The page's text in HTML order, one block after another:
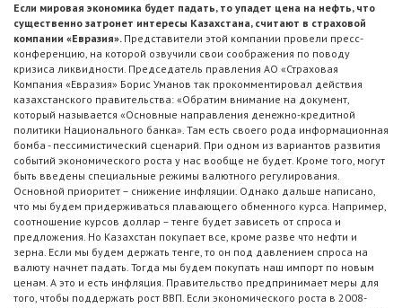
Если мировая экономика будет падать, то упадет цена на нефть, что
существенно затронет интересы Казахстана, считают в страховой
компании «Евразия». Представители этой компании провели пресс-
конференцию, на которой озвучили свои соображения по поводу
кризиса ликвидности. Председатель правления АО «Страховая
Компания «Евразия» Борис Уманов так прокомментировал действия
казахстанского правительства: «Обратим внимание на документ,
который называется «Основные направления денежно-кредитной
политики Национального банка». Там есть своего рода информационная
бомба - пессимистический сценарий. При одном из вариантов развития
событий экономического роста у нас вообще не будет. Кроме того, могут
быть введены специальные режимы валютного регулирования.
Основной приоритет – снижение инфляции. Однако дальше написано,
что мы будем придерживаться плавающего обменного курса. Например,
соотношение курсов доллар – тенге будет зависеть от спроса и
предложения. Но Казахстан покупает все, кроме разве что нефти и
зерна. Если мы будем держать тенге, то он под давлением спроса на
валюту начнет падать. Тогда мы будем покупать наш импорт по новым
ценам. А это и есть инфляция. Правительство предпринимает меры для
того, чтобы поддержать рост ВВП. Если экономического роста в 2008-